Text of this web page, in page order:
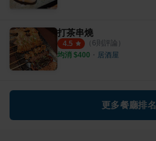
打茶串燒
4.5 （ 6則評論）
均消 $400 ・ 居酒屋
更多餐廳排名